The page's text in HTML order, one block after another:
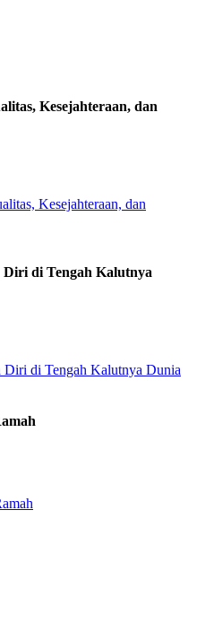
Kesejahteraan, dan
di Tengah Kalutnya